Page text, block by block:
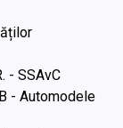
- SSAvC
- Automodele